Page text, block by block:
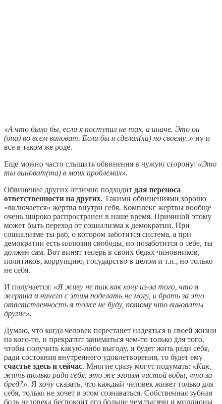
«А что было бы, если я поступил не так, а иначе. Это он
(она) во всем виноват. Если бы я сделал(ла) по своему..» ну и
все в таком же роде.
Еще можно часто слышать обвинения в чужую сторону: «Это
ты виноват(та) в моих проблемах».
Обвинение других отлично подходит для переноса
ответственности на других. Такими обвинениями хорошо
«включается» жертва внутри себя. Комплекс жертвы вообще
очень широко распространен в наше время. Причиной этому
может быть переход от социализма к демократии. При
социализме ты раб, о котором заботится система, а при
демократии есть иллюзия свободы, но позаботится о себе, ты
должен сам. Вот винят теперь в своих бедах чиновников,
политиков, коррупцию, государство в целом и т.п., но только
не себя.
И получается: «Я живу не так как хочу из-за того, что я
жертва и ничего с этим поделать не могу, и брать за это
ответственность я тоже не буду, потому что виноваты
другие».
Думаю, что когда человек перестанет надеяться в своей жизни
на кого-то, и прекратит заниматься чем-то только для того,
чтобы получить какую-либо выгоду, и будет жить ради себя,
ради состояния внутреннего удовлетворения, то будет ему
счастье здесь и сейчас. Многие сразу могут подумать: «Как,
жить только ради себя, это же эгоизм чистой воды, что за
бред?». Я хочу сказать, что каждый человек живет только для
себя, только не хочет в этом сознаваться. Собственная зубная
боль человека беспокоит его больше чем тысячи и миллионы